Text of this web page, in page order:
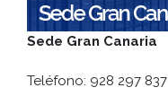
Sede Gran Canaria
Teléfono: 928 297 837